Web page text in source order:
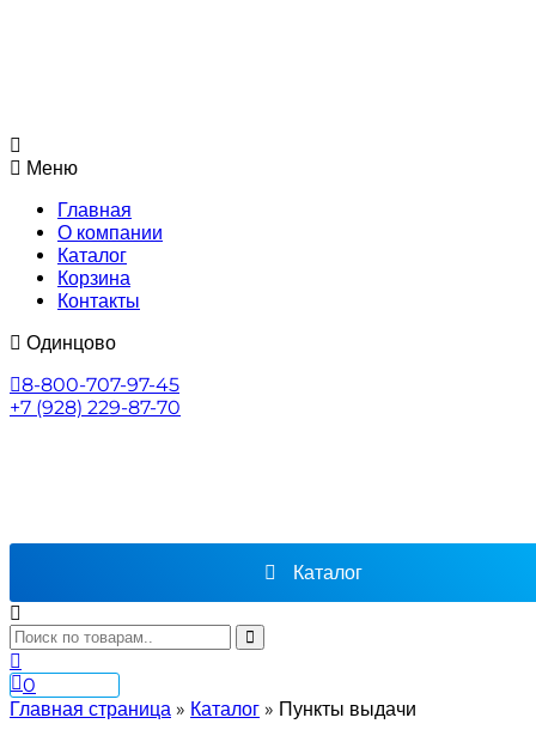
Меню
Главная
О компании
Каталог
Корзина
Контакты
Одинцово
8-800-707-97-45
+7 (928) 229-87-70
Каталог
0
Главная страница » Каталог » Пункты выдачи